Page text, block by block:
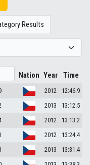
Results
Nation Year Time
2012
12:46.9
2013
13:12.5
2012
13:13.2
2012
13:24.4
2013
13:31.4